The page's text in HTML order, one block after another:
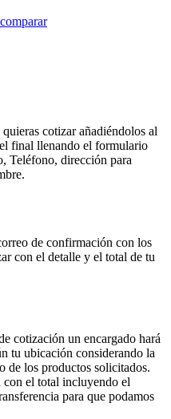
cotizar añadiéndolos al
final llenando el formulario
Teléfono, dirección para
de confirmación con los
con el detalle y el total de tu
cotización un encargado hará
tu ubicación considerando la
de los productos solicitados.
con el total incluyendo el
para que podamos